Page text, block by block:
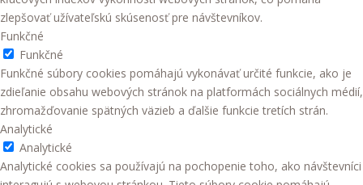
zlepšovať užívateľskú skúsenosť pre návštevníkov.
Funkčné
Funkčné
Funkčné súbory cookies pomáhajú vykonávať určité funkcie, ako je
zdieľanie obsahu webových stránok na platformách sociálnych médií,
zhromažďovanie spätných väzieb a ďalšie funkcie tretích strán.
Analytické
Analytické
Analytické cookies sa používajú na pochopenie toho, ako návštevníci